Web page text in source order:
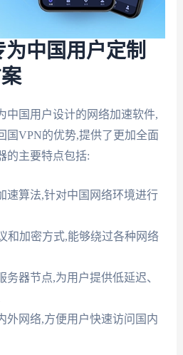
中国用户定制
中国用户设计的网络加速软件,
国VPN的优势,提供了更加全面
的主要特点包括:
速算法,针对中国网络环境进行
和加密方式,能够绕过各种网络
务器节点,为用户提供低延迟、
外网络,方便用户快速访问国内